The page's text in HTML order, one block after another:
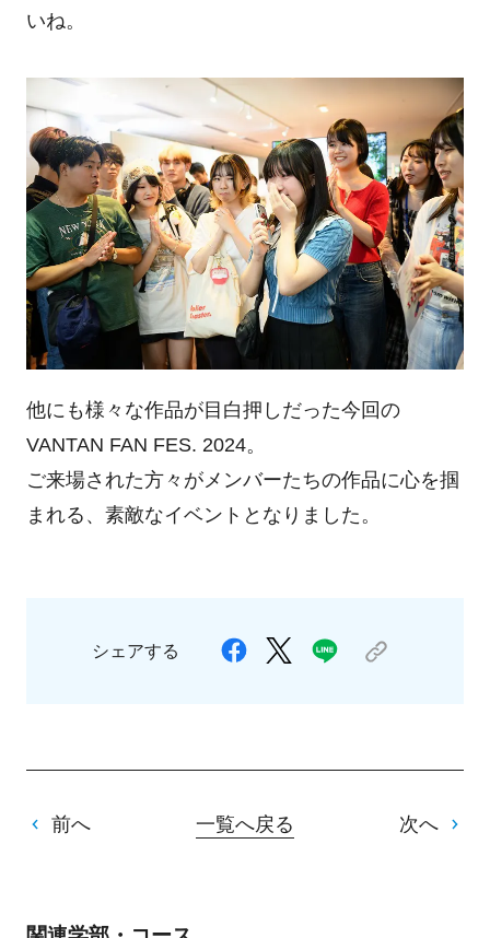
いね。
他にも様々な作品が目白押しだった今回の
VANTAN FAN FES. 2024。
ご来場された方々がメンバーたちの作品に心を掴
まれる、素敵なイベントとなりました。
シェアする
前へ 一覧へ戻る 次へ